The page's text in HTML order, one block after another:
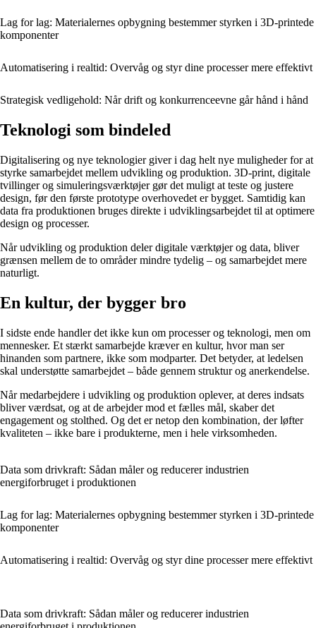
Lag for lag: Materialernes opbygning bestemmer styrken i 3D-printede
komponenter
Automatisering i realtid: Overvåg og styr dine processer mere effektivt
Strategisk vedligehold: Når drift og konkurrenceevne går hånd i hånd
Teknologi som bindeled
Digitalisering og nye teknologier giver i dag helt nye muligheder for at
styrke samarbejdet mellem udvikling og produktion. 3D-print, digitale
tvillinger og simuleringsværktøjer gør det muligt at teste og justere
design, før den første prototype overhovedet er bygget. Samtidig kan
data fra produktionen bruges direkte i udviklingsarbejdet til at optimere
design og processer.
Når udvikling og produktion deler digitale værktøjer og data, bliver
grænsen mellem de to områder mindre tydelig – og samarbejdet mere
naturligt.
En kultur, der bygger bro
I sidste ende handler det ikke kun om processer og teknologi, men om
mennesker. Et stærkt samarbejde kræver en kultur, hvor man ser
hinanden som partnere, ikke som modparter. Det betyder, at ledelsen
skal understøtte samarbejdet – både gennem struktur og anerkendelse.
Når medarbejdere i udvikling og produktion oplever, at deres indsats
bliver værdsat, og at de arbejder mod et fælles mål, skaber det
engagement og stolthed. Og det er netop den kombination, der løfter
kvaliteten – ikke bare i produkterne, men i hele virksomheden.
Data som drivkraft: Sådan måler og reducerer industrien
energiforbruget i produktionen
Lag for lag: Materialernes opbygning bestemmer styrken i 3D-printede
komponenter
Automatisering i realtid: Overvåg og styr dine processer mere effektivt
Data som drivkraft: Sådan måler og reducerer industrien